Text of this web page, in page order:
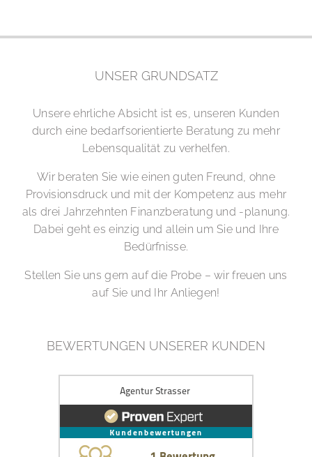
UNSER GRUNDSATZ
Unsere ehrliche Absicht ist es, unseren Kunden
durch eine bedarfsorientierte Beratung zu mehr
Lebensqualität zu verhelfen.
Wir beraten Sie wie einen guten Freund, ohne
Provisionsdruck und mit der Kompetenz aus mehr
als drei Jahrzehnten Finanzberatung und -planung.
Dabei geht es einzig und allein um Sie und Ihre
Bedürfnisse.
Stellen Sie uns gern auf die Probe – wir freuen uns
auf Sie und Ihr Anliegen!
BEWERTUNGEN UNSERER KUNDEN